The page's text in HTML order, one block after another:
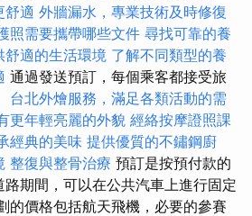
舒適 外牆漏水，專業技術及時修復
照需要攜帶哪些文件 尋找可靠的養
舒適的生活環境 了解不同類型的養
通過發送預訂，每個乘客都接受旅
台北外燴服務，滿足各類活動的需
更年輕亮麗的外貌 經絡按摩證照課
經典的美味 提供優質的不鏽鋼廚
整復與整骨治療 預訂是按預付款的
期間，可以在公共汽車上進行固定
的價格包括航天飛機，必要的參賽